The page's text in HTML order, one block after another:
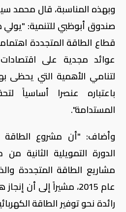
وبهذه المناسبة، قال محمد
صندوق أبوظبي للتنمية:
قطاع الطاقة المتجددة
عوائد مجدية على اقتصادات
لتنامي الأهمية التي يحظى
باعتباره عنصرا أساسياً
المستدامة".
وأضاف: "أن مشروع
الدورة التمويلية الثانية
مشاريع الطاقة المتجددة
عام 2015، مشيراً إلى أن
رائدة نحو توفير الطاقة